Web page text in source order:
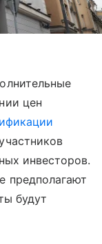
цен
инвесторов.
предполагают
будут